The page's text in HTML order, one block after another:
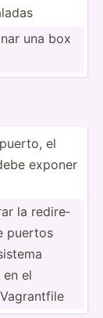
una box
el
exponer
la redire­
puertos
el